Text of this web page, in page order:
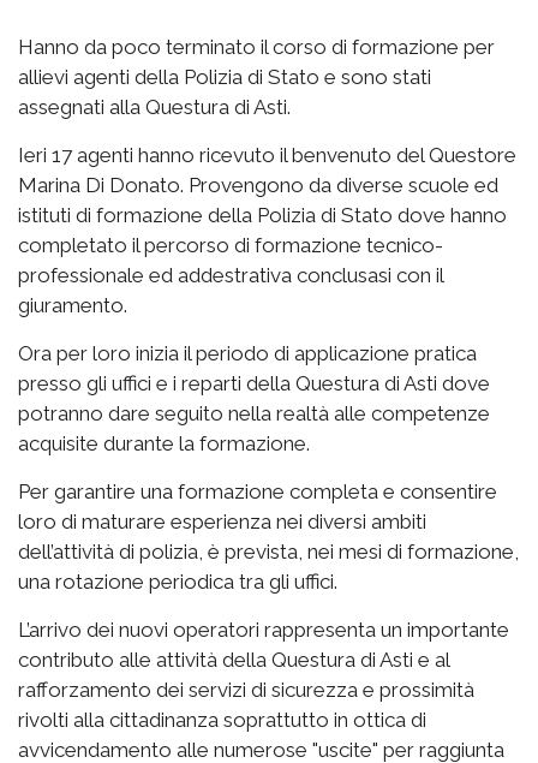
Hanno da poco terminato il corso di formazione per
allievi agenti della Polizia di Stato e sono stati
assegnati alla Questura di Asti.
Ieri 17 agenti hanno ricevuto il benvenuto del Questore
Marina Di Donato. Provengono da diverse scuole ed
istituti di formazione della Polizia di Stato dove hanno
completato il percorso di formazione tecnico-
professionale ed addestrativa conclusasi con il
giuramento.
Ora per loro inizia il periodo di applicazione pratica
presso gli uffici e i reparti della Questura di Asti dove
potranno dare seguito nella realtà alle competenze
acquisite durante la formazione.
Per garantire una formazione completa e consentire
loro di maturare esperienza nei diversi ambiti
dell’attività di polizia, è prevista, nei mesi di formazione,
una rotazione periodica tra gli uffici.
L’arrivo dei nuovi operatori rappresenta un importante
contributo alle attività della Questura di Asti e al
rafforzamento dei servizi di sicurezza e prossimità
rivolti alla cittadinanza soprattutto in ottica di
avvicendamento alle numerose "uscite" per raggiunta